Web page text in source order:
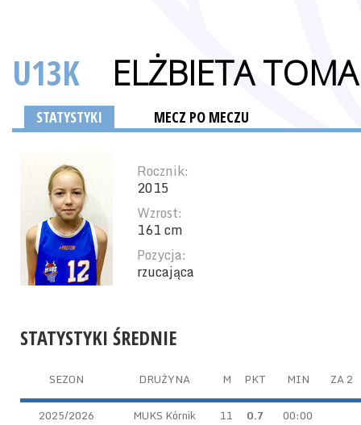
U13K ELŻBIETA
STATYSTYKI MECZ PO MECZU
Rocznik:
2015
Wzrost:
161 cm
Pozycja:
rzucająca
STATYSTYKI ŚREDNIE
SEZON DRUŻYNA M PKT MIN ZA 2
2025/2026 MUKS Kórnik 11 0.7 00:00